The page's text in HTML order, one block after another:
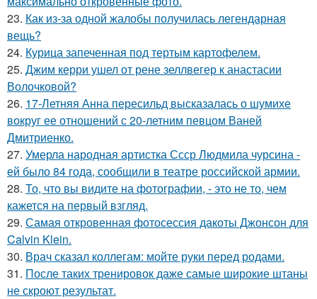
23. Как из-за одной жалобы получилась легендарная
вещь?
24. Курица запеченная под тертым картофелем.
25. Джим керри ушел от рене зеллвегер к анастасии
Волочковой?
26. 17-Летняя Анна пересильд высказалась о шумихе
вокруг ее отношений с 20-летним певцом Ваней
Дмитриенко.
27. Умерла народная артистка Ссср Людмила чурсина -
ей было 84 года, сообщили в театре российской армии.
28. То, что вы видите на фотографии, - это не то, чем
кажется на первый взгляд.
29. Самая откровенная фотосессия дакоты Джонсон для
Calvin Klein.
30. Врач сказал коллегам: мойте руки перед родами.
31. После таких тренировок даже самые широкие штаны
не скроют результат.